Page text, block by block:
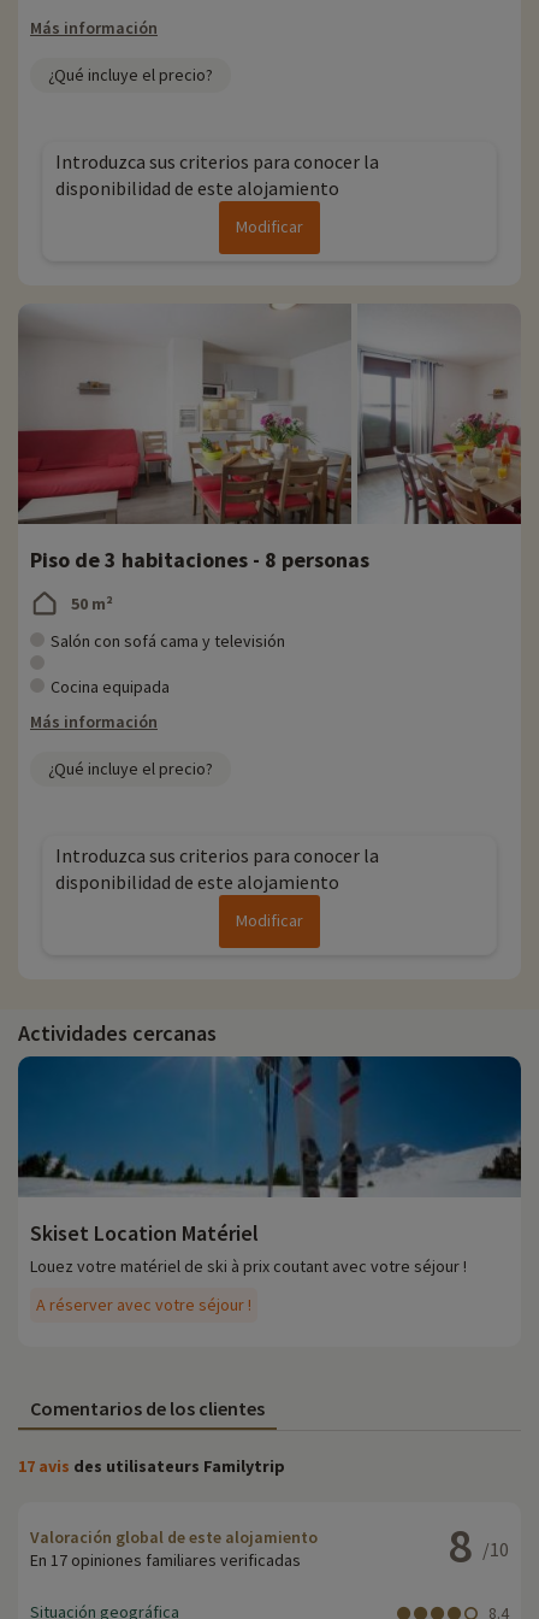
extremadamente difícil)
Más información
¿Qué incluye el precio?
Introduzca sus criterios para conocer la
disponibilidad de este alojamiento
Modificar
Piso de 3 habitaciones - 8 personas
50 m²
Salón con sofá cama y televisión
Cocina equipada
Más información
¿Qué incluye el precio?
Introduzca sus criterios para conocer la
disponibilidad de este alojamiento
Modificar
Actividades cercanas
Skiset Location Matériel
A réserver avec votre séjour !
Louez votre matériel de ski à prix coutant avec votre séjour !
Comentarios de los clientes
17 avis des utilisateurs Familytrip
Valoración global de este alojamiento
En 17 opiniones familiares verificadas
8 /10
Situación geográfica 8.4